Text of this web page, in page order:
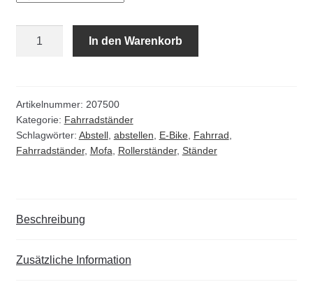
Sonderaktionen
Vermessung
Verschiedenes
Farben
Menge
In den Warenkorb
Artikelnummer: 207500
Kategorie: Fahrradständer
Schlagwörter: Abstell, abstellen E-Bike, Fahrrad
Fahrradständer, Mofa Rollerständer, Ständer
Beschreibung
Zusätzliche Information